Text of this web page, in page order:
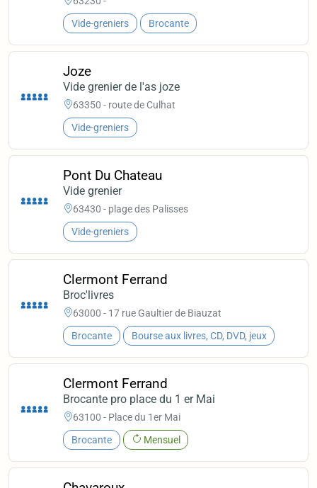
Vide-greniers Brocante
Joze
Vide grenier de l'as joze
63350 - route de Culhat
Vide-greniers
Pont Du Chateau
Vide grenier
63430 - plage des Palisses
Vide-greniers
Clermont Ferrand
Broc'livres
63000 - 17 rue Gaultier de Biauzat
Brocante Bourse aux livres, CD, DVD, jeux
Clermont Ferrand
Brocante pro place du 1 er Mai
63100 - Place du 1er Mai
Brocante Mensuel